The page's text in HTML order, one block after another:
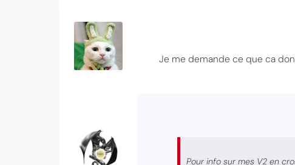
Je me demande ce que ca
Pour info sur mes V2 en